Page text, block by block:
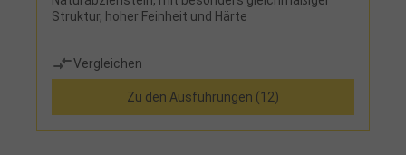
Struktur, hoher Feinheit und Härte
Vergleichen
Zu den Ausführungen (12)